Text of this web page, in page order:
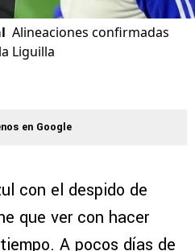
Alineaciones confirmadas
Liguilla
en Google
con el despido de
que ver con hacer
A pocos días de